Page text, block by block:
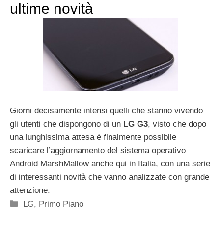
ultime novità
Giorni decisamente intensi quelli che stanno vivendo
gli utenti che dispongono di un LG G3, visto che dopo
una lunghissima attesa è finalmente possibile
scaricare l’aggiornamento del sistema operativo
Android MarshMallow anche qui in Italia, con una serie
di interessanti novità che vanno analizzate con grande
attenzione.
Categorie
LG, Primo Piano